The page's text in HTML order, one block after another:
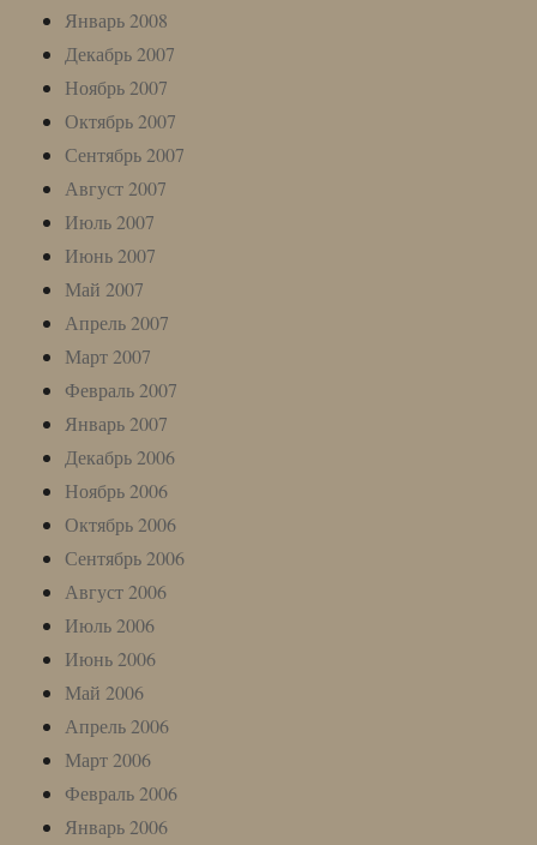
Январь 2008
Декабрь 2007
Ноябрь 2007
Октябрь 2007
Сентябрь 2007
Август 2007
Июль 2007
Июнь 2007
Май 2007
Апрель 2007
Март 2007
Февраль 2007
Январь 2007
Декабрь 2006
Ноябрь 2006
Октябрь 2006
Сентябрь 2006
Август 2006
Июль 2006
Июнь 2006
Май 2006
Апрель 2006
Март 2006
Февраль 2006
Январь 2006